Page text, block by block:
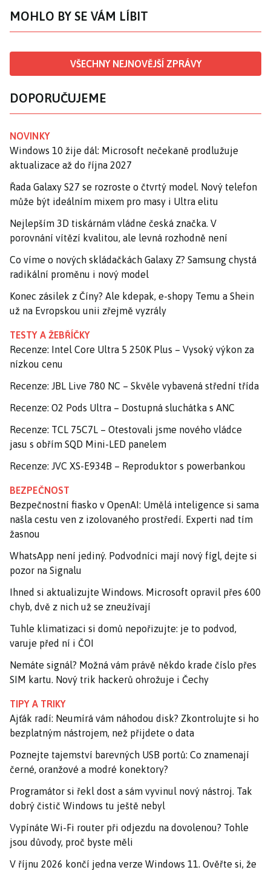
MOHLO BY SE VÁM LÍBIT
VŠECHNY NEJNOVĚJŠÍ ZPRÁVY
DOPORUČUJEME
NOVINKY
Windows 10 žije dál: Microsoft nečekaně prodlužuje
aktualizace až do října 2027
Řada Galaxy S27 se rozroste o čtvrtý model. Nový telefon
může být ideálním mixem pro masy i Ultra elitu
Nejlepším 3D tiskárnám vládne česká značka. V
porovnání vítězí kvalitou, ale levná rozhodně není
Co víme o nových skládačkách Galaxy Z? Samsung chystá
radikální proměnu i nový model
Konec zásilek z Číny? Ale kdepak, e-shopy Temu a Shein
už na Evropskou unii zřejmě vyzrály
TESTY A ŽEBŘÍČKY
Recenze: Intel Core Ultra 5 250K Plus – Vysoký výkon za
nízkou cenu
Recenze: JBL Live 780 NC – Skvěle vybavená střední třída
Recenze: O2 Pods Ultra – Dostupná sluchátka s ANC
Recenze: TCL 75C7L – Otestovali jsme nového vládce
jasu s obřím SQD Mini-LED panelem
Recenze: JVC XS-E934B – Reproduktor s powerbankou
BEZPEČNOST
Bezpečnostní fiasko v OpenAI: Umělá inteligence si sama
našla cestu ven z izolovaného prostředí. Experti nad tím
žasnou
WhatsApp není jediný. Podvodníci mají nový fígl, dejte si
pozor na Signalu
Ihned si aktualizujte Windows. Microsoft opravil přes 600
chyb, dvě z nich už se zneužívají
Tuhle klimatizaci si domů nepořizujte: je to podvod,
varuje před ní i ČOI
Nemáte signál? Možná vám právě někdo krade číslo přes
SIM kartu. Nový trik hackerů ohrožuje i Čechy
TIPY A TRIKY
Ajťák radí: Neumírá vám náhodou disk? Zkontrolujte si ho
bezplatným nástrojem, než přijdete o data
Poznejte tajemství barevných USB portů: Co znamenají
černé, oranžové a modré konektory?
Programátor si řekl dost a sám vyvinul nový nástroj. Tak
dobrý čistič Windows tu ještě nebyl
Vypínáte Wi-Fi router při odjezdu na dovolenou? Tohle
jsou důvody, proč byste měli
V říjnu 2026 končí jedna verze Windows 11. Ověřte si, že